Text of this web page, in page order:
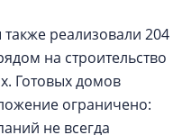
реализовали 204
на строительство
Готовых домов
ограничено:
не всегда